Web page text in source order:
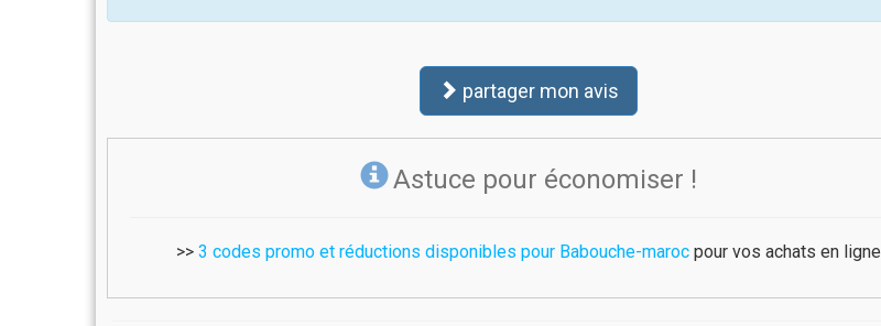
partager mon avis
Astuce pour économiser !
>>3 codes promo et réductions disponibles pour Babouche-maroc pour vos achats en ligne